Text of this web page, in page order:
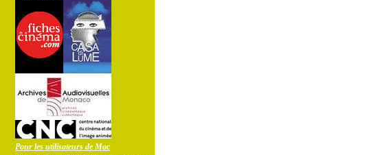
Pour les utilisateurs de Mac